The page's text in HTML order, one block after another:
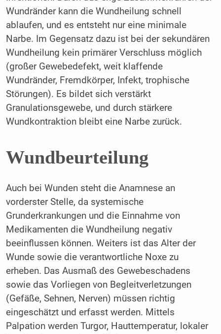
Wundränder kann die Wundheilung schnell
ablaufen, und es entsteht nur eine minimale
Narbe. Im Gegensatz dazu ist bei der sekundären
Wundheilung kein primärer Verschluss möglich
(großer Gewebedefekt, weit klaffende
Wundränder, Fremdkörper, Infekt, trophische
Störungen). Es bildet sich verstärkt
Granulationsgewebe, und durch stärkere
Wundkontraktion bleibt eine Narbe zurück.
Wundbeurteilung
Auch bei Wunden steht die Anamnese an
vorderster Stelle, da systemische
Grunderkrankungen und die Einnahme von
Medikamenten die Wundheilung negativ
beeinflussen können. Weiters ist das Alter der
Wunde sowie die verantwortliche Noxe zu
erheben. Das Ausmaß des Gewebeschadens
sowie das Vorliegen von Begleitverletzungen
(Gefäße, Sehnen, Nerven) müssen richtig
eingeschätzt und erfasst werden. Mittels
Palpation werden Turgor, Hauttemperatur, lokaler